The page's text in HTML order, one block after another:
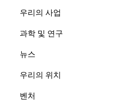
우리의 사업
과학 및 연구
뉴스
우리의 위치
벤처